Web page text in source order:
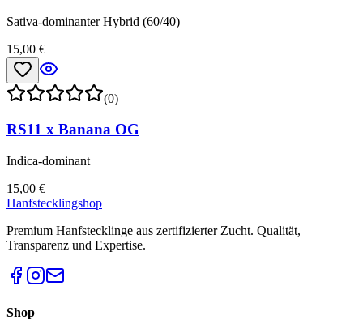
Sativa-dominanter Hybrid (60/40)
15,00 €
(0)
RS11 x Banana OG
Indica-dominant
15,00 €
Hanfstecklingshop
Premium Hanfstecklinge aus zertifizierter Zucht. Qualität,
Transparenz und Expertise.
Shop